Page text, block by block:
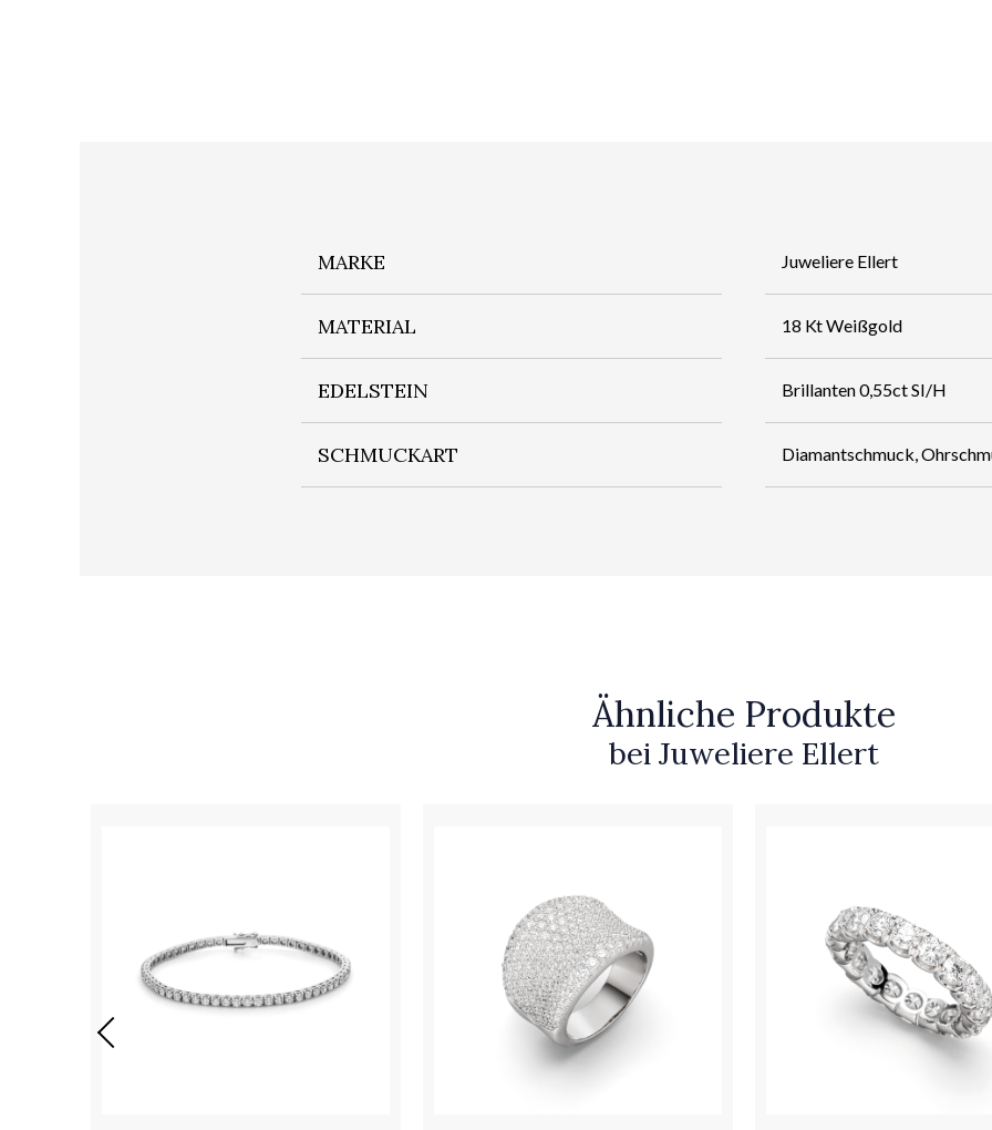
MARKE Juweliere Ellert
MATERIAL 18 Kt Weißgold
EDELSTEIN Brillanten 0,55ct SI/H
SCHMUCKART Diamantschmuck,
Ähnliche Produkte
bei Juweliere Ellert